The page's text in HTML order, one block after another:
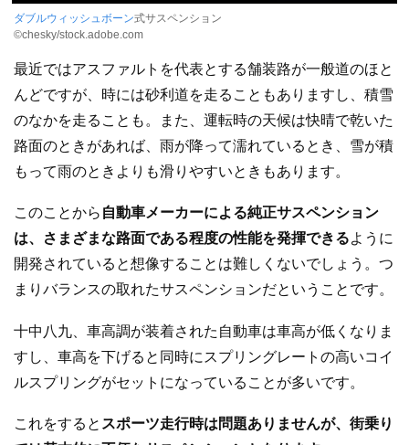
ダブルウィッシュボーン式サスペンション
©chesky/stock.adobe.com
最近ではアスファルトを代表とする舗装路が一般道のほと
んどですが、時には砂利道を走ることもありますし、積雪
のなかを走ることも。また、運転時の天候は快晴で乾いた
路面のときがあれば、雨が降って濡れているとき、雪が積
もって雨のときよりも滑りやすいときもあります。
このことから 自動車メーカーによる純正サスペンション
は、さまざまな路面である程度の性能を発揮できるように
開発されていると想像することは難しくないでしょう。つ
まりバランスの取れたサスペンションだということです。
十中八九、車高調が装着された自動車は車高が低くなりま
すし、車高を下げると同時にスプリングレートの高いコイ
ルスプリングがセットになっていることが多いです。
これをすると スポーツ走行時は問題ありませんが、街乗り